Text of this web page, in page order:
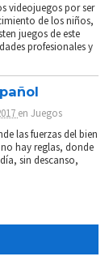
videojuegos por ser
de los niños,
juegos de este
profesionales y
enJuegos
las fuerzas del bien
hay reglas, donde
sin descanso,